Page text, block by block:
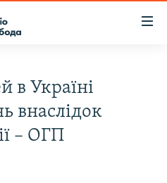
в Україні
внаслідок
– ОГП